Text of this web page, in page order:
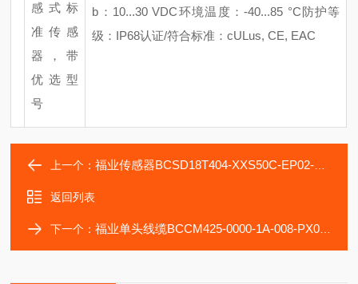
感式标
准传感
器，带
优选型
号
b：10...30 VDC环境温度：-40...85 °C防护等
级： IP68认证/符合标准：cULus, CE, EAC
上一个：福业传感器BCSD18T404-XXS50C-EP02-GZ01巴鲁夫
返回列表
下一个：福业单头线缆BCCM425-0000-1A-008-PX0434巴鲁夫